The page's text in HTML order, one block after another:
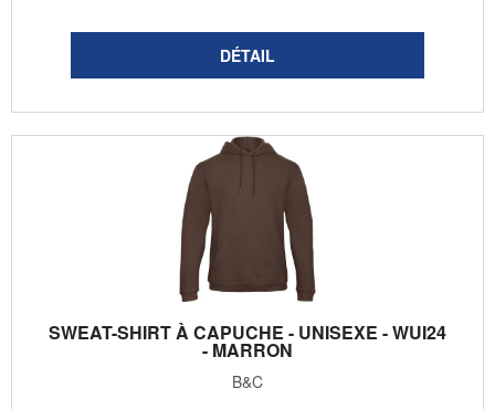
SWEAT-SHIRT À CAPUCHE - UNISEXE - WUI24
- MARRON
B&C